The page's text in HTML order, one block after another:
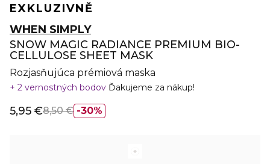
EXKLUZIVNĚ
WHEN SIMPLY
SNOW MAGIC RADIANCE PREMIUM BIO-
CELLULOSE SHEET MASK
Rozjasňujúca prémiová maska
2 vernostných bodov Ďakujeme za nákup!
30%
5,95 €8,50 €